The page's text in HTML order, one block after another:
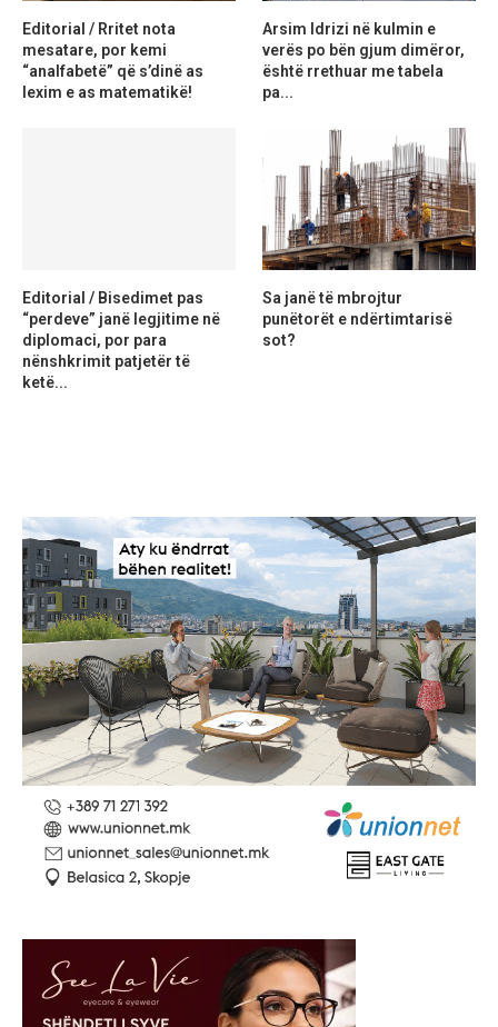
Editorial / Rritet nota
mesatare, por kemi
“analfabetë” që s’dinë as
lexim e as matematikë!
Arsim Idrizi në kulmin e
verës po bën gjum dimëror,
është rrethuar me tabela
pa...
Editorial / Bisedimet pas
“perdeve” janë legjitime në
diplomaci, por para
nënshkrimit patjetër të
ketë...
Sa janë të mbrojtur
punëtorët e ndërtimtarisë
sot?